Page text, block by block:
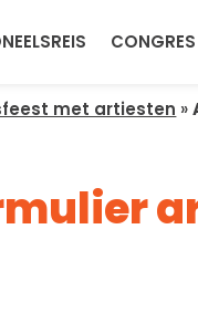
CONGRES
met artiesten »